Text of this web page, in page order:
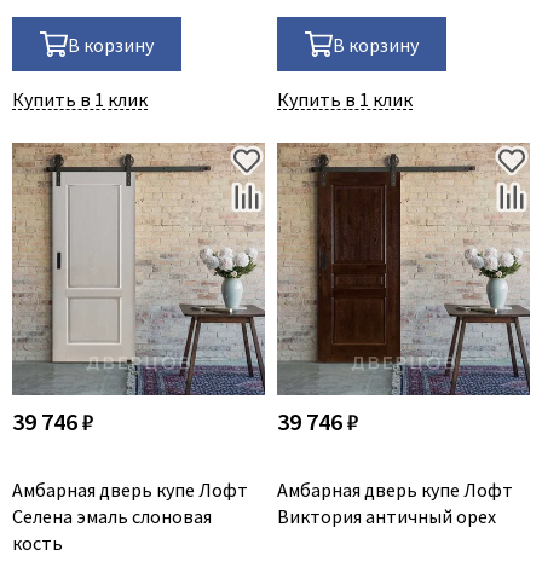
В корзину
Купить в 1 клик
В корзину
Купить в 1 клик
39 746 ₽
Амбарная дверь купе Лофт
Селена эмаль слоновая
кость
39 746 ₽
Амбарная дверь купе Лофт
Виктория античный орех